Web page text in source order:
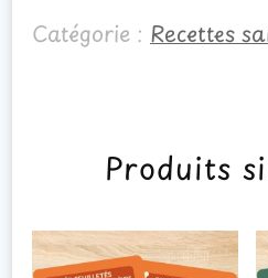
-
Catégorie : Recettes
Produits